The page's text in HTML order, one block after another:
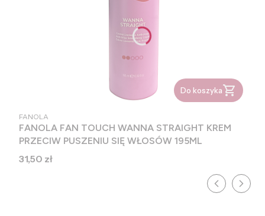
Do koszyka
PRODUCENT
FANOLA
FANOLA FAN TOUCH WANNA STRAIGHT KREM
PRZECIW PUSZENIU SIĘ WŁOSÓW 195ML
Cena
31,50 zł